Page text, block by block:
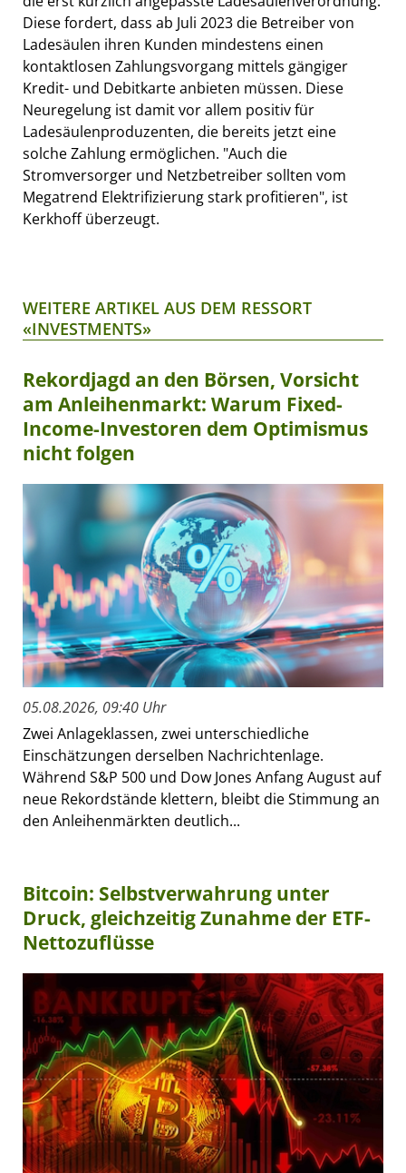
Diese fordert, dass ab Juli 2023 die Betreiber von
Ladesäulen ihren Kunden mindestens einen
kontaktlosen Zahlungsvorgang mittels gängiger
Kredit- und Debitkarte anbieten müssen. Diese
Neuregelung ist damit vor allem positiv für
Ladesäulenproduzenten, die bereits jetzt eine
solche Zahlung ermöglichen. "Auch die
Stromversorger und Netzbetreiber sollten vom
Megatrend Elektrifizierung stark profitieren", ist
Kerkhoff überzeugt.
WEITERE ARTIKEL AUS DEM RESSORT
«INVESTMENTS»
Rekordjagd an den Börsen, Vorsicht
am Anleihenmarkt: Warum Fixed-
Income-Investoren dem Optimismus
nicht folgen
05.08.2026, 09:40 Uhr
Zwei Anlageklassen, zwei unterschiedliche
Einschätzungen derselben Nachrichtenlage.
Während S&P 500 und Dow Jones Anfang August auf
neue Rekordstände klettern, bleibt die Stimmung an
den Anleihenmärkten deutlich...
Bitcoin: Selbstverwahrung unter
Druck, gleichzeitig Zunahme der ETF-
Nettozuflüsse